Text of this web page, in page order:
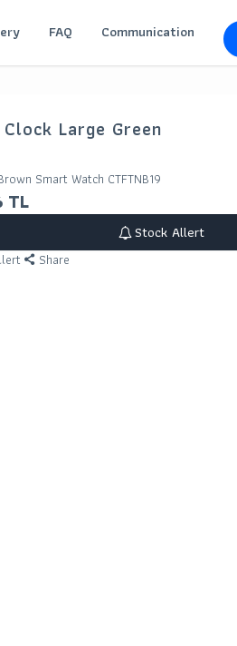
FAQ Communication
Large Green
Smart Watch CTFTNB19
TL
Stock Allert
Share